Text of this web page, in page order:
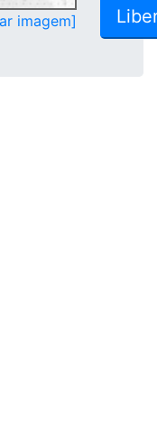
imagem]